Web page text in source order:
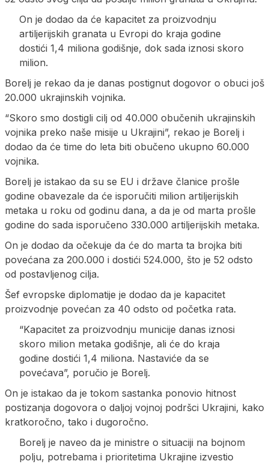
On je dodao da će kapacitet za proizvodnju
artiljerijskih granata u Evropi do kraja godine
dostići 1,4 miliona godišnje, dok sada iznosi skoro
milion.
Borelj je rekao da je danas postignut dogovor o obuci još
20.000 ukrajinskih vojnika.
“Skoro smo dostigli cilj od 40.000 obučenih ukrajinskih
vojnika preko naše misije u Ukrajini”, rekao je Borelj i
dodao da će time do leta biti obučeno ukupno 60.000
vojnika.
Borelj je istakao da su se EU i države članice prošle
godine obavezale da će isporučiti milion artiljerijskih
metaka u roku od godinu dana, a da je od marta prošle
godine do sada isporučeno 330.000 artiljerijskih metaka.
On je dodao da očekuje da će do marta ta brojka biti
povećana za 200.000 i dostići 524.000, što je 52 odsto
od postavljenog cilja.
Šef evropske diplomatije je dodao da je kapacitet
proizvodnje povećan za 40 odsto od početka rata.
“Kapacitet za proizvodnju municije danas iznosi
skoro milion metaka godišnje, ali će do kraja
godine dostići 1,4 miliona. Nastaviće da se
povećava”, poručio je Borelj.
On je istakao da je tokom sastanka ponovio hitnost
postizanja dogovora o daljoj vojnoj podršci Ukrajini, kako
kratkoročno, tako i dugoročno.
Borelj je naveo da je ministre o situaciji na bojnom
polju, potrebama i prioritetima Ukrajine izvestio